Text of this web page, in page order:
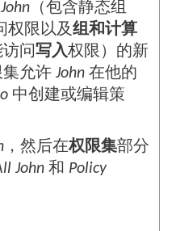
（包含静态组
权限以及组和计算
访问写入权限）的新
集允许John 在他的
中创建或编辑策
，然后在权限集部分
John 和 Policy